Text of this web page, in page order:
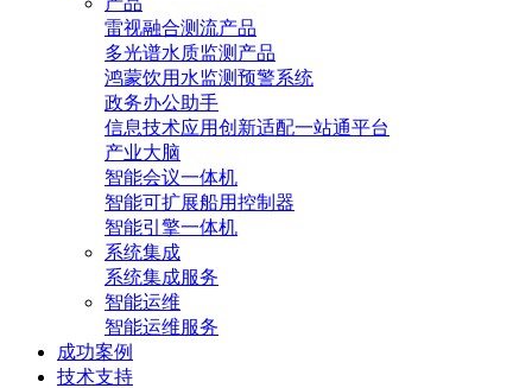
雷视融合测流产品
多光谱水质监测产品
鸿蒙饮用水监测预警系统
政务办公助手
信息技术应用创新适配一站通平台
产业大脑
智能会议一体机
智能可扩展船用控制器
智能引擎一体机
系统集成
系统集成服务
智能运维
智能运维服务
成功案例
技术支持